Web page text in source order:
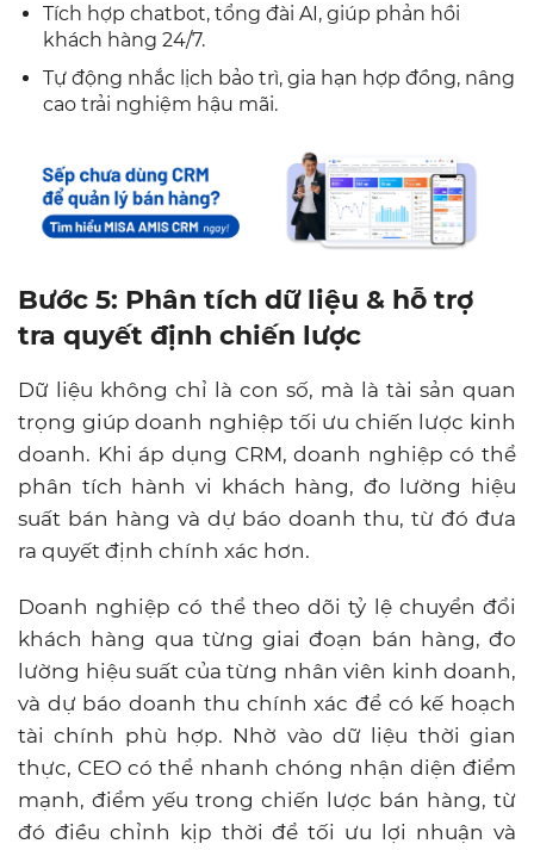
Tích hợp chatbot, tổng đài AI, giúp phản hồi
khách hàng 24/7.
Tự động nhắc lịch bảo trì, gia hạn hợp đồng, nâng
cao trải nghiệm hậu mãi.
Bước 5: Phân tích dữ liệu & hỗ trợ
tra quyết định chiến lược
Dữ liệu không chỉ là con số, mà là tài sản quan
trọng giúp doanh nghiệp tối ưu chiến lược kinh
doanh. Khi áp dụng CRM, doanh nghiệp có thể
phân tích hành vi khách hàng, đo lường hiệu
suất bán hàng và dự báo doanh thu, từ đó đưa
ra quyết định chính xác hơn.
Doanh nghiệp có thể theo dõi tỷ lệ chuyển đổi
khách hàng qua từng giai đoạn bán hàng, đo
lường hiệu suất của từng nhân viên kinh doanh,
và dự báo doanh thu chính xác để có kế hoạch
tài chính phù hợp. Nhờ vào dữ liệu thời gian
thực, CEO có thể nhanh chóng nhận diện điểm
mạnh, điểm yếu trong chiến lược bán hàng, từ
đó điều chỉnh kịp thời để tối ưu lợi nhuận và